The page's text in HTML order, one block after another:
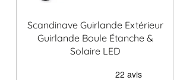
Scandinave Guirlande Extérieur
Guirlande Boule Étanche &
Solaire LED